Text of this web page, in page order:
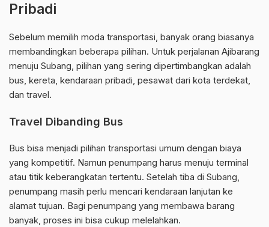
Pribadi
Sebelum memilih moda transportasi, banyak orang biasanya
membandingkan beberapa pilihan. Untuk perjalanan Ajibarang
menuju Subang, pilihan yang sering dipertimbangkan adalah
bus, kereta, kendaraan pribadi, pesawat dari kota terdekat,
dan travel.
Travel Dibanding Bus
Bus bisa menjadi pilihan transportasi umum dengan biaya
yang kompetitif. Namun penumpang harus menuju terminal
atau titik keberangkatan tertentu. Setelah tiba di Subang,
penumpang masih perlu mencari kendaraan lanjutan ke
alamat tujuan. Bagi penumpang yang membawa barang
banyak, proses ini bisa cukup melelahkan.